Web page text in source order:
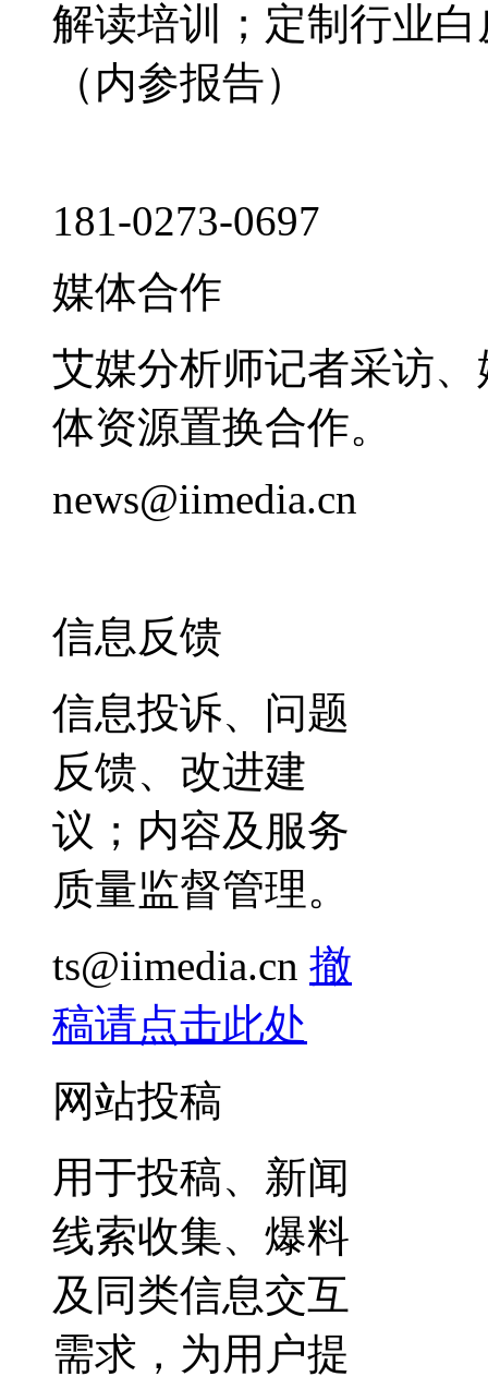
解读培训；定制行业
（内参报告）
181-0273-0697
媒体合作
艾媒分析师记者采访
体资源置换合作。
news@iimedia.cn
信息反馈
信息投诉、问题
反馈、改进建
议；内容及服务
质量监督管理。
ts@iimedia.cn 撤
稿请点击此处
网站投稿
用于投稿、新闻
线索收集、爆料
及同类信息交互
需求，为用户提